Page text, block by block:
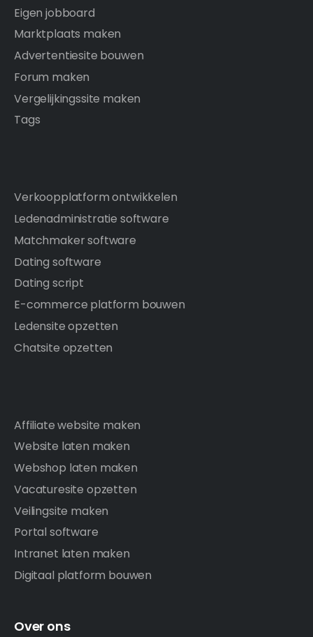
Eigen jobboard
Marktplaats maken
Advertentiesite bouwen
Forum maken
Vergelijkingssite maken
Tags
Verkoopplatform ontwikkelen
Ledenadministratie software
Matchmaker software
Dating software
Dating script
E-commerce platform bouwen
Ledensite opzetten
Chatsite opzetten
Affiliate website maken
Website laten maken
Webshop laten maken
Vacaturesite opzetten
Veilingsite maken
Portal software
Intranet laten maken
Digitaal platform bouwen
Over ons